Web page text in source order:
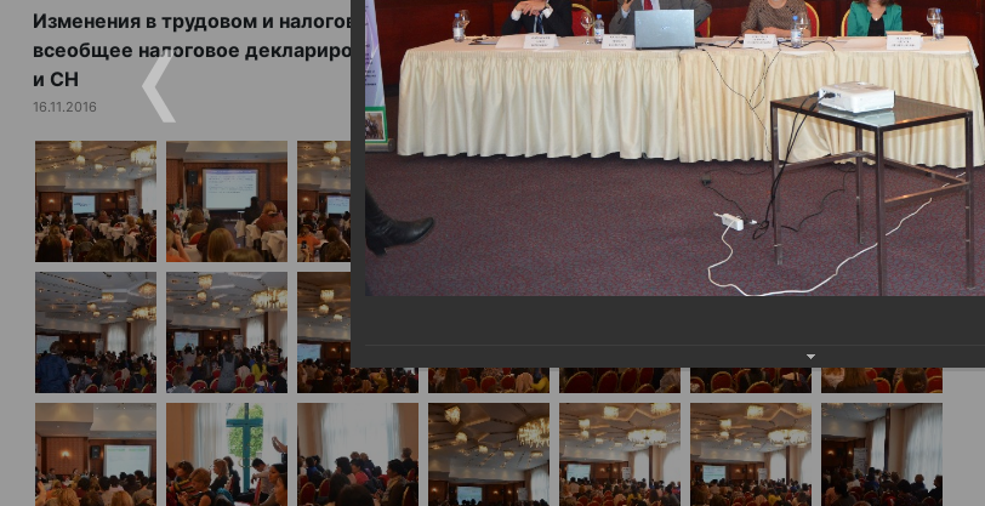
Изменения в трудовом и налоговом законодательстве: Обязательное медицинское страхование,
всеобщее налоговое декларирование, изменения в налоговом законодательстве 2017 года в
и СН
16.11.2016